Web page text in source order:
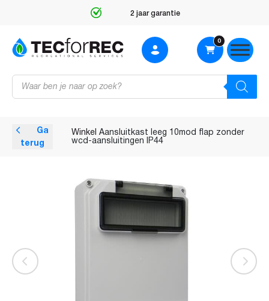
2 jaar garantie
Producten
zoeken
0
terug
Winkel Aansluitkast leeg 10mod flap zonder
wcd-aansluitingen IP44